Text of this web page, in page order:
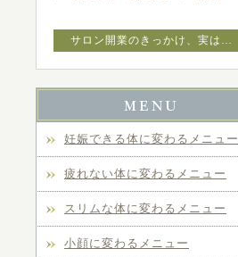
サロン開業のきっかけ、実は…
妊娠できる体に変わるメニュー
疲れない体に変わるメニュー
スリムな体に変わるメニュー
小顔に変わるメニュー